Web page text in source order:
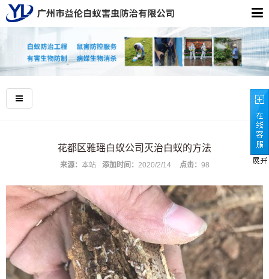
花都区雅瑶白蚁公司灭治白蚁的方法
来源： 本站 添加时间： 2020/2/14 点击： 98